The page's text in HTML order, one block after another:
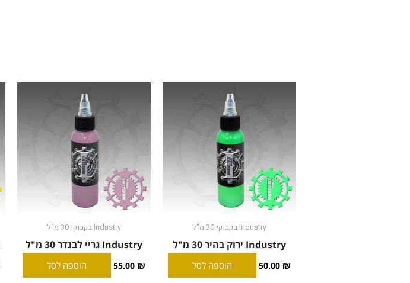
Industry בקבוקי 30 מ"ל
Industry ירוק בהיר 30 מ"ל
50.00 ₪ הוספה לסל
Industry בקבוקי 30 מ"ל
Industry גריי לבנדר 30 מ"ל
55.00 ₪ הוספה לסל